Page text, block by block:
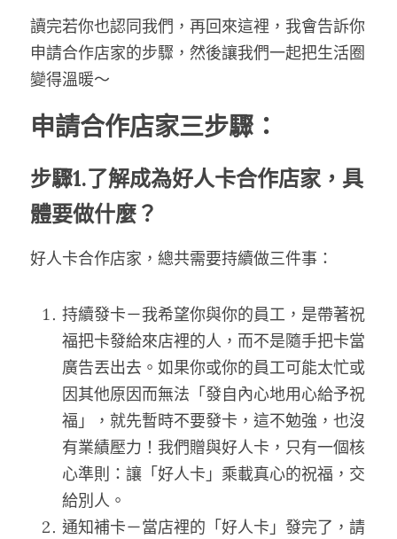
讀完若你也認同我們，再回來這裡，我會告訴你
申請合作店家的步驟，然後讓我們一起把生活圈
變得溫暖～
申請合作店家三步驟：
步驟1.了解成為好人卡合作店家，具
體要做什麼？
好人卡合作店家，總共需要持續做三件事：
持續發卡－我希望你與你的員工，是帶著祝
福把卡發給來店裡的人，而不是隨手把卡當
廣告丟出去。如果你或你的員工可能太忙或
因其他原因而無法「發自內心地用心給予祝
福」，就先暫時不要發卡，這不勉強，也沒
有業績壓力！我們贈與好人卡，只有一個核
心準則：讓「好人卡」乘載真心的祝福，交
給別人。
通知補卡－當店裡的「好人卡」發完了，請